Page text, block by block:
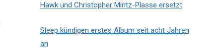
Hawk und Christopher Mintz-Plasse ersetzt
Sleep kündigen erstes Album seit acht Jahren
an